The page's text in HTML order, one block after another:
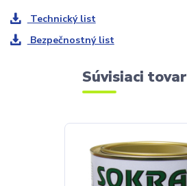
Technický list
Bezpečnostný list
Súvisiaci tovar